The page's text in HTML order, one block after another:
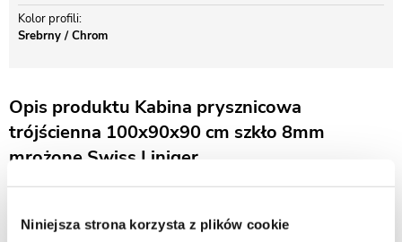
Niniejsza strona korzysta z plików cookie
Kolor profili
Srebrny / Chrom
Opis produktu Kabina prysznicowa
trójścienna 100x90x90 cm szkło 8mm
mrożone Swiss Liniger